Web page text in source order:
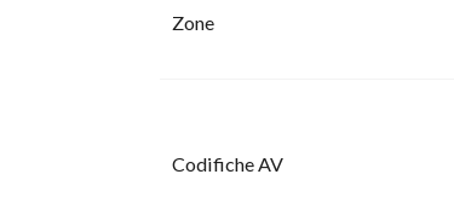
Zone
Codifiche AV